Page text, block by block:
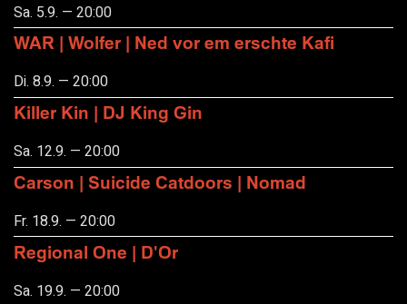
Sa. 5.9. — 20:00
WAR | Wolfer | Ned vor em erschte Kafi
Di. 8.9. — 20:00
Killer Kin | DJ King Gin
Sa. 12.9. — 20:00
Carson | Suicide Catdoors | Nomad
Fr. 18.9. — 20:00
Regional One | D'Or
Sa. 19.9. — 20:00